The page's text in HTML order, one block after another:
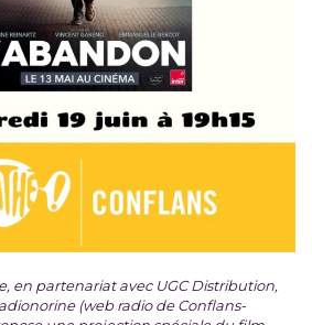
en partenariat avec UGC Distribution,
(web radio de Conflans-